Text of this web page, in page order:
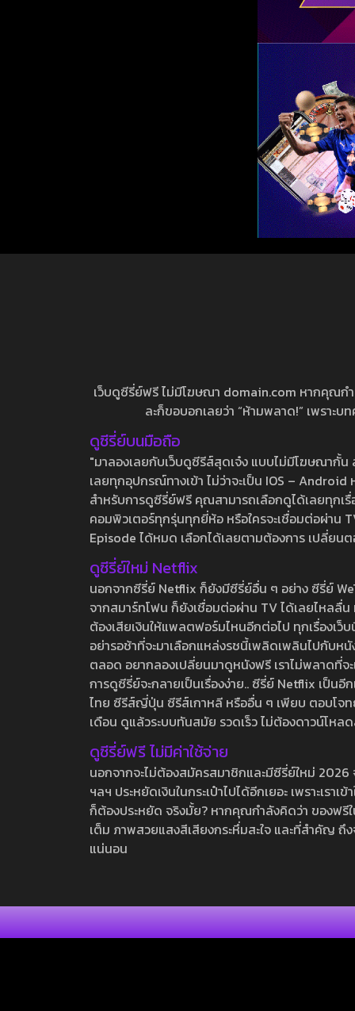
เว็บดูซีรี่ย์ฟรี ไม่มีโฆษณา domain.com หากคุณก
ละก็ขอบอกเลยว่า “ห้ามพลาด!” เพราะ
ดูซีรี่ย์บนมือถือ
"มาลองเลยกับเว็บดูซีรีส์สุดเจ๋ง แบบไม่มีโฆษณากั้
เลยทุกอุปกรณ์ทางเข้า ไม่ว่าจะเป็น IOS –
สำหรับการดูซีรี่ย์ฟรี คุณสามารถเลือกดูได้เลยทุกเ
คอมพิวเตอร์ทุกรุ่นทุกยี่ห้อ หรือใครจะเชื่อมต่อผ่าน
Episode ได้หมด เลือกได้เลยตามต้องการ เปลี่ยน
ดูซีรี่ย์ใหม่ Netflix
นอกจากซีรี่ย์ Netflix ก็ยังมีซีรี่ย์อื่น ๆ อย่าง ซีรี่ย์
จากสมาร์ทโฟน ก็ยังเชื่อมต่อผ่าน TV ได้เลยไหลลื่
ต้องเสียเงินให้แพลตฟอร์มไหนอีกต่อไป ทุกเรื่องเว็
อย่ารอช้าที่จะมาเลือกแหล่งรชนี้เพลิดเพลินไปกับห
ตลอด อยากลองเปลี่ยนมาดูหนังฟรี เราไม่พลาดที่
การดูซีรี่ย์จะกลายเป็นเรื่องง่าย.. ซีรี่ย์ Netflix เป็น
ไทย ซีรีส์ญี่ปุ่น ซีรีส์เกาหลี หรืออื่น ๆ เพียบ ตอบโจท
เดือน ดูแล้วระบบทันสมัย รวดเร็ว ไม่ต้องดาวน์โห
ดูซีรี่ย์ฟรี ไม่มีค่าใช้จ่าย
นอกจากจะไม่ต้องสมัครสมาชิกและมีซีรี่ย์ใหม่
ฯลฯ ประหยัดเงินในกระเป๋าไปได้อีกเยอะ เพราะเร
ก็ต้องประหยัด จริงมั้ย? หากคุณกำลังคิดว่า ของฟ
เต็ม ภาพสวยแสงสีเสียงกระหึ่มสะใจ และที่สำคัญ
แน่นอน